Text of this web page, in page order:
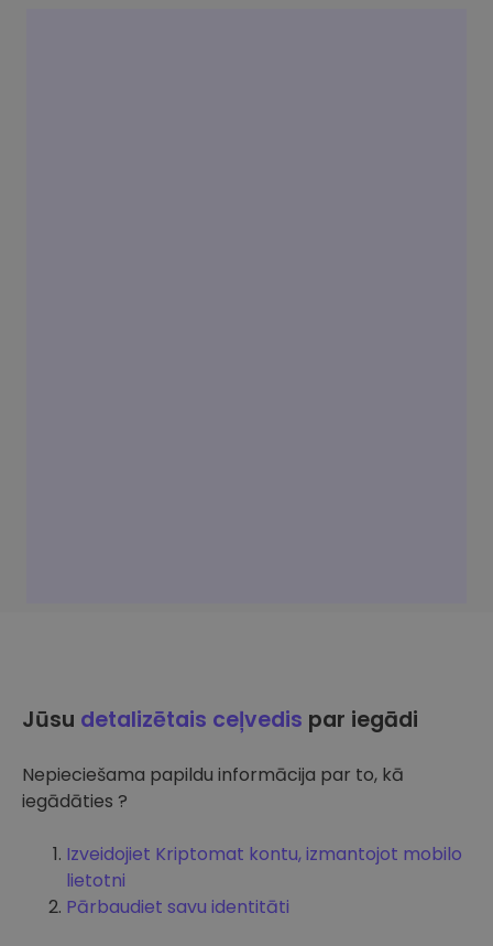
Jūsu detalizētais ceļvedis par iegādi
Nepieciešama papildu informācija par to, kā
iegādāties ?
Izveidojiet Kriptomat kontu, izmantojot mobilo
lietotni
Pārbaudiet savu identitāti